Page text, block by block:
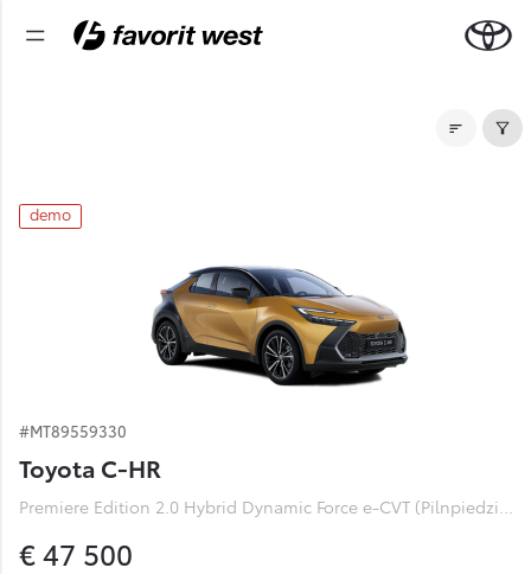
demo
#MT89559330
Toyota C-HR
Premiere Edition 2.0 Hybrid Dynamic Force e-CVT (Pilnpiedziņa) (112 kW)
€ 47 500